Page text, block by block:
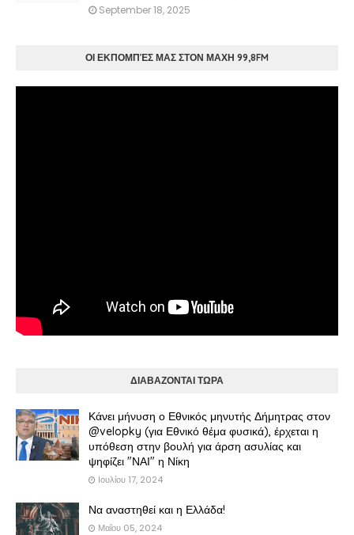
September 18, 2025
ΟΙ ΕΚΠΟΜΠΈΣ ΜΑΣ ΣΤΟΝ ΜΑΧΗ 99,8FM
ΔΙΑΒΑΖΟΝΤΑΙ ΤΩΡΑ
Κάνει μήνυση ο Εθνικός μηνυτής Δήμητρας στον
@velopky (για Εθνικό θέμα φυσικά), έρχεται η
υπόθεση στην βουλή για άρση ασυλίας και
ψηφίζει "ΝΑΙ" η Νίκη
Ιουλίου 17, 2024
Να αναστηθεί και η Ελλάδα!
Μαΐου 05, 2024